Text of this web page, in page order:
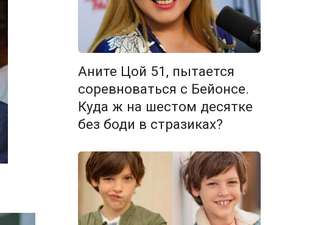
Аните Цой 51, пытается
соревноваться с Бейонсе.
Куда ж на шестом десятке
без боди в стразиках?